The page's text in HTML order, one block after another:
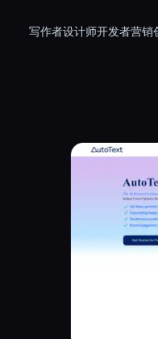
写作者设计师开发者营销